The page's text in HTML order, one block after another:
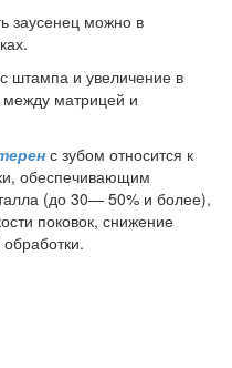
заусенец можно в
штампа и увеличение в
между матрицей и
с зубом относится к
обеспечивающим
(до 30— 50% и более),
поковок, снижение